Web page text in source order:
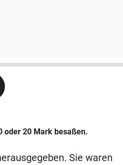
oder 20 Mark besaßen.
Sie waren